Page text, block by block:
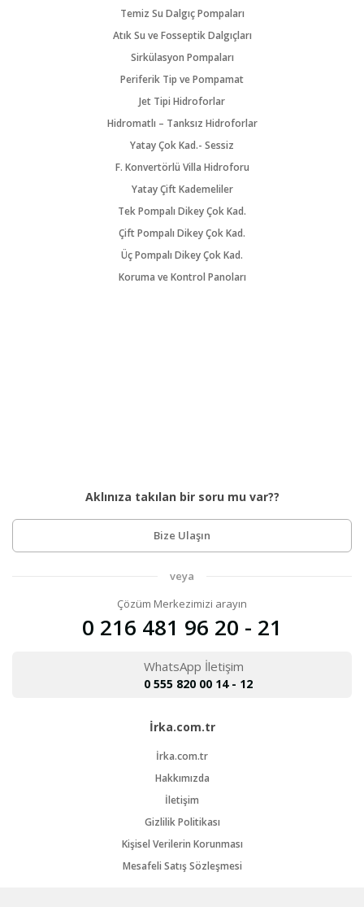
Temiz Su Dalgıç Pompaları
Atık Su ve Fosseptik Dalgıçları
Sirkülasyon Pompaları
Periferik Tip ve Pompamat
Jet Tipi Hidroforlar
Hidromatlı – Tanksız Hidroforlar
Yatay Çok Kad.- Sessiz
F. Konvertörlü Villa Hidroforu
Yatay Çift Kademeliler
Tek Pompalı Dikey Çok Kad.
Çift Pompalı Dikey Çok Kad.
Üç Pompalı Dikey Çok Kad.
Koruma ve Kontrol Panoları
Aklınıza takılan bir soru mu var??
Bize Ulaşın
veya
Çözüm Merkezimizi arayın
0 216 481 96 20 - 21
WhatsApp İletişim
0 555 820 00 14 - 12
İrka.com.tr
İrka.com.tr
Hakkımızda
İletişim
Gizlilik Politikası
Kişisel Verilerin Korunması
Mesafeli Satış Sözleşmesi